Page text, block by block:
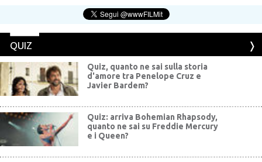
QUIZ
Quiz, quanto ne sai sulla storia
d'amore tra Penelope Cruz e
Javier Bardem?
Quiz: arriva Bohemian Rhapsody,
quanto ne sai su Freddie Mercury
e i Queen?